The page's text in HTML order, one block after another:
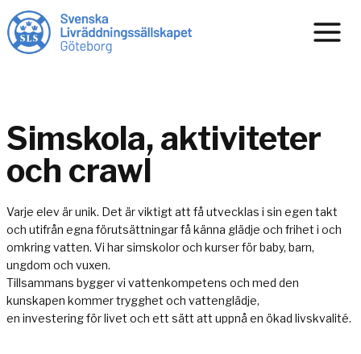
to
content
Simskola, aktiviteter
och crawl
Varje elev är unik. Det är viktigt att få utvecklas i sin egen takt
och utifrån egna förutsättningar få känna glädje och frihet i och
omkring vatten. Vi har simskolor och kurser för baby, barn,
ungdom och vuxen.
Tillsammans bygger vi vattenkompetens och med den
kunskapen kommer trygghet och vattenglädje,
en investering för livet och ett sätt att uppnå en ökad livskvalité.